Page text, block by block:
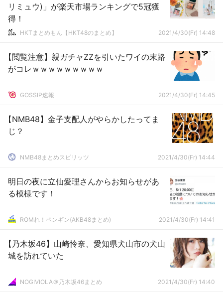
リミュウ)」が楽天市場ランキングで5冠獲
得！
HKTまとめもん【HKT48のまとめ】 2021/4/30(Fr) 14:48
【閲覧注意】親ガチャZZを引いたワイの末路
がコレｗｗｗｗｗｗｗｗｗ
GOSSIP速報 2021/4/30(Fr) 14:45
【NMB48】金子支配人がやらかしたってま
じ？
NMB48まとめスピリッツ 2021/4/30(Fr) 14:44
明日の夜に立仙愛理さんからお知らせがあ
る模様です！
ROMれ！ペンギン(AKB48まとめ) 2021/4/30(Fr) 14:41
【乃木坂46】山崎怜奈、愛知県犬山市の犬山
城を訪れていた
NOGIVIOLA＠乃木坂46まとめ 2021/4/30(Fr) 14:40